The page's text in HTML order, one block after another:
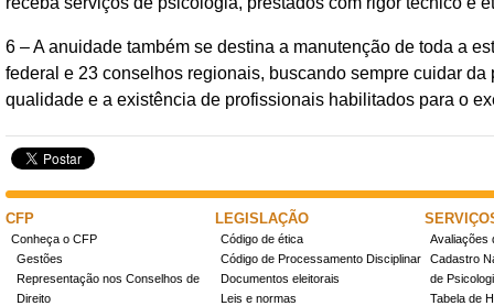
6 – A anuidade também se destina a manutenção de toda a
federal e 23 conselhos regionais, buscando sempre cuidar
qualidade e a existência de profissionais habilitados para o
CFP
Conheça o CFP
Gestões
Representação nos Conselhos de
Direito
LEGISLAÇÃO
Código de ética
Código de Processamento Disciplinar
Documentos eleitorais
Leis e normas
Avaliações
Cadastro
de
Tabela de